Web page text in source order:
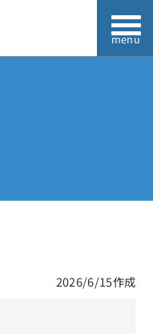
2026/6/15作成